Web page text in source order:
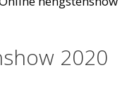
2020